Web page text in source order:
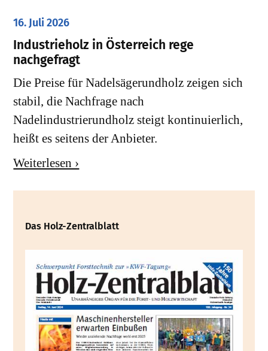
16. Juli 2026
Industrieholz in Österreich rege
nachgefragt
Die Preise für Nadelsägerundholz zeigen sich
stabil, die Nachfrage nach
Nadelindustrierundholz steigt kontinuierlich,
heißt es seitens der Anbieter.
Weiterlesen ›
Das Holz-Zentralblatt